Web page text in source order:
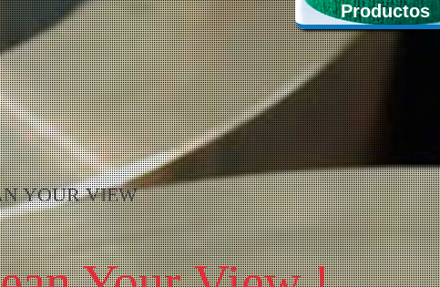
Productos
YOUR VIEW